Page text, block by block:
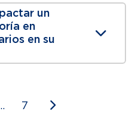
un
en
en su
7